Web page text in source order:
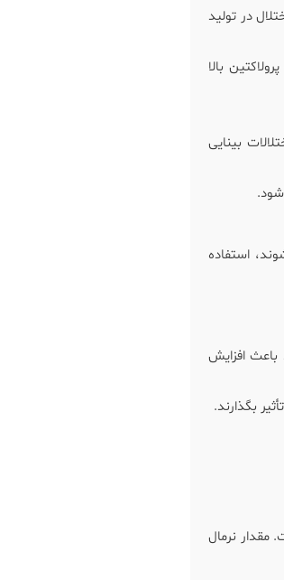
در تولید
بالا
بینایی
شود.
استفاده
باعث افزایش
نرمال